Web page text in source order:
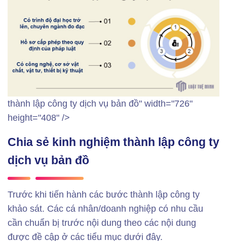
thành lập công ty dịch vụ bản đồ" width="726"
height="408" />
Chia sẻ kinh nghiệm thành lập công ty
dịch vụ bản đồ
Trước khi tiến hành các bước thành lập công ty
khảo sát. Các cá nhân/doanh nghiệp có nhu cầu
cần chuẩn bị trước nội dung theo các nội dung
được đề cập ở các tiểu mục dưới đây.